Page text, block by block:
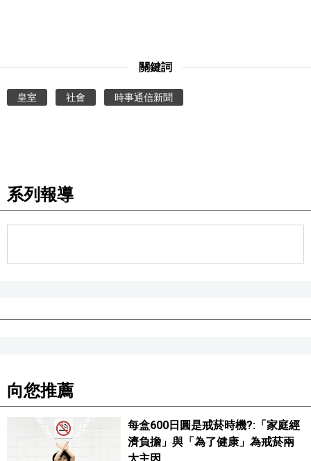
工作勞動
語言
編輯部通知
關鍵詞
皇室 社會 時事通信新聞
系列報導
向您推薦
每盒600日圓是戒菸時機?:「家庭經
濟負擔」與「為了健康」為戒菸兩